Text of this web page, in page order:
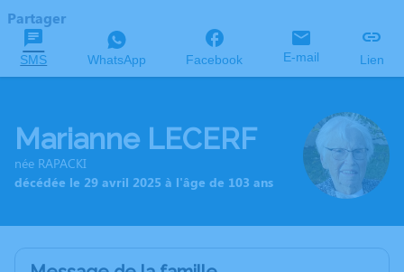
Partager
SMS WhatsApp Facebook E-mail Lien
Marianne LECERF
née RAPACKI
décédée le 29 avril 2025 à l'âge de 103 ans